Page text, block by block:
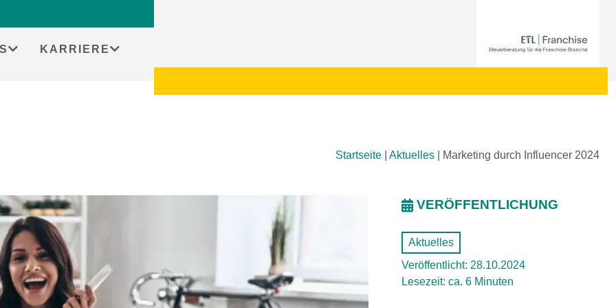
KARRIERE
Startseite Aktuelles Marketing durch Influencer 2024
VERÖFFENTLICHUNG
Aktuelles
Veröffentlicht: 28.10.2024
Lesezeit: ca. 6 Minuten